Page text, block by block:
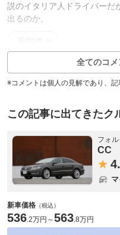
説のイタリア人ドライバーだ
出るのか。
全てのコメ
※コメントは個人の見解であり、記
この記事に出てきたク
フォ
CC
4.
新車価格 （税込）
536.2万円 ～563.8万円